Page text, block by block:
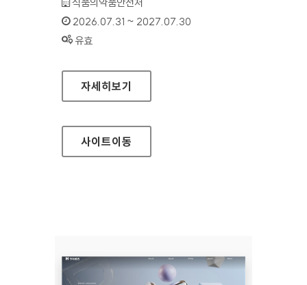
인증기간 :
2026.07.31 ~ 2027.07.30
상태 :
유효
식품안전나라
자세히보기
사이트이동